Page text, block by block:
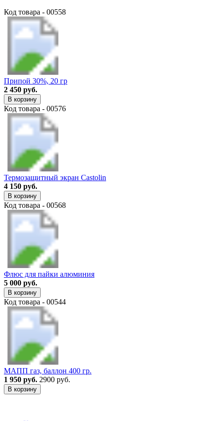
Код товара - 00558
Припой 30%, 20 гр
2 450 руб.
В корзину
Код товара - 00576
Термозащитный экран Castolin
4 150 руб.
В корзину
Код товара - 00568
Флюс для пайки алюминия
5 000 руб.
В корзину
Код товара - 00544
МАПП газ, баллон 400 гр.
1 950 руб. 2900 руб.
В корзину